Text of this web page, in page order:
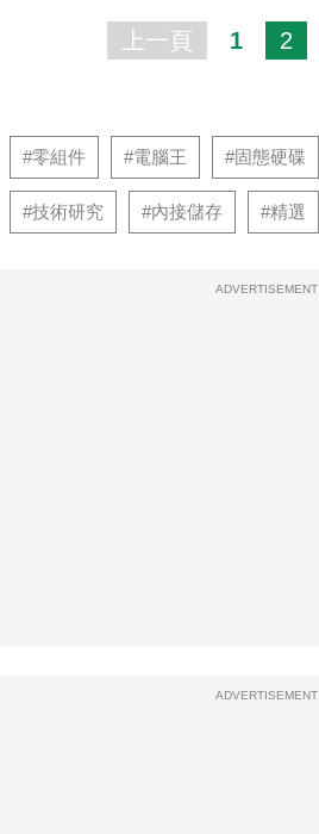
上一頁 1 2
#零組件 #電腦王 #固態硬碟
#技術研究 #內接儲存 #精選
ADVERTISEMENT
ADVERTISEMENT